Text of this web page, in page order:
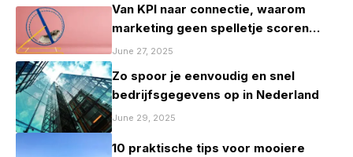
Van KPI naar connectie, waarom
marketing geen spelletje scoren
mag zijn
June 27, 2025
Zo spoor je eenvoudig en snel
bedrijfsgegevens op in Nederland
June 29, 2025
10 praktische tips voor mooiere